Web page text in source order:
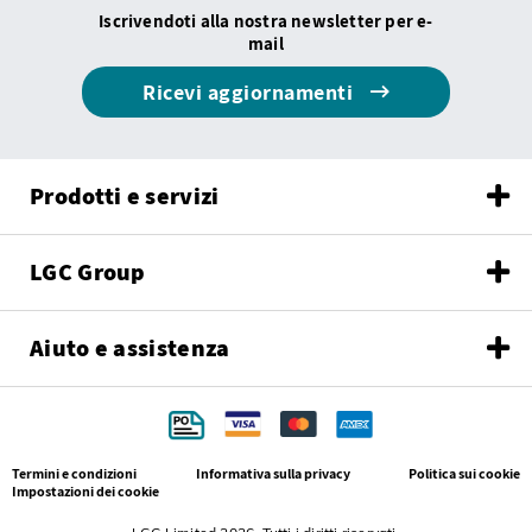
Iscrivendoti alla nostra newsletter per e-
mail
Ricevi aggiornamenti
Prodotti e servizi
LGC Group
Aiuto e assistenza
Termini e condizioni Informativa sulla privacy
Politica sui cookie
Impostazioni dei cookie